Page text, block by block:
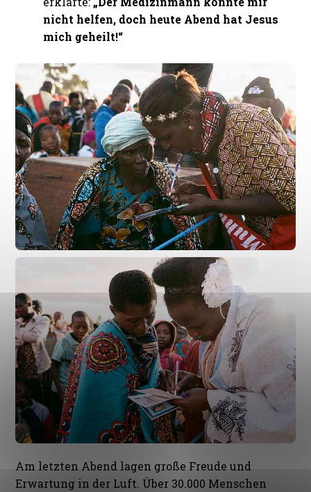
nicht helfen, doch heute Abend hat Jesus
mich geheilt!“
Am letzten Abend lagen große Freude und
Erwartung in der Luft. Über 30.000 Menschen